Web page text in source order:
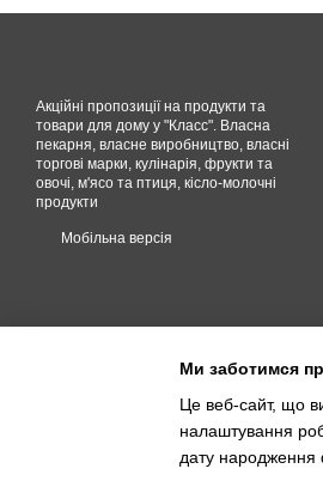
Акційні пропозиції на продукти та
товари для дому у "Класс". Власна
пекарня, власне виробництво, власні
торгові марки, кулінарія, фрукти та
овочі, м'ясо та птиця, кісло-молочні
продукти
Мобільна версія
Ми заботимся
Це веб-сайт, що
налаштування
дату народження